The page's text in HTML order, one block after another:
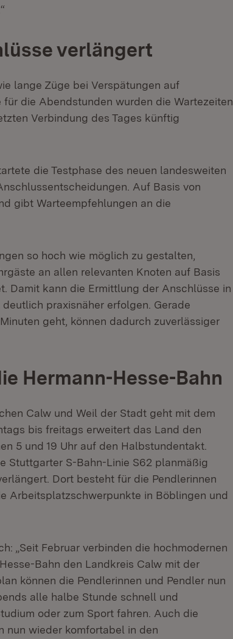
verlängert
lange Züge bei Verspätungen auf
die Abendstunden wurden die Wartezeiten
Verbindung des Tages künftig
die Testphase des neuen landesweiten
Auf Basis von
gibt Warteempfehlungen an die
so hoch wie möglich zu gestalten,
an allen relevanten Knoten auf Basis
Damit kann die Ermittlung der Anschlüsse in
praxisnäher erfolgen. Gerade
geht, können dadurch zuverlässiger
Hermann-Hesse-Bahn
in neuem Fenster)
Calw und Weil der Stadt geht mit dem
bis freitags erweitert das Land den
5 und 19 Uhr auf den Halbstundentakt.
Stuttgarter S-Bahn-Linie S62 planmäßig
Dort besteht für die Pendlerinnen
Arbeitsplatzschwerpunkte in Böblingen und
„Seit Februar verbinden die hochmodernen
Bahn den Landkreis Calw mit der
können die Pendlerinnen und Pendler nun
alle halbe Stunde schnell und
oder zum Sport fahren. Auch die
nun wieder komfortabel in den